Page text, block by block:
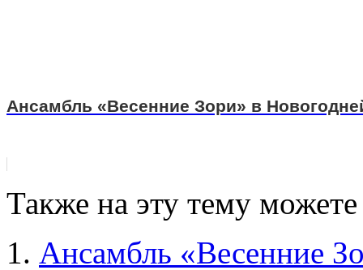
Ансамбль «Весенние Зори» в
Также на эту тему
Ансамбль «Весенние